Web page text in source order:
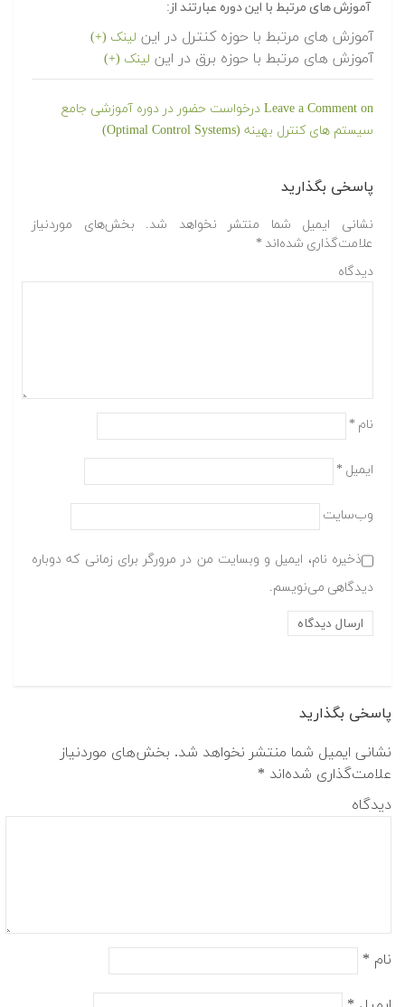
آموزش های مرتبط با این دوره عبارتند از:
آموزش های مرتبط با حوزه کنترل در این لینک (+)
آموزش های مرتبط با حوزه برق در این لینک (+)
Leave a Comment on درخواست حضور در دوره آموزشی جامع
سیستم های کنترل بهینه (Optimal Control Systems)
پاسخی بگذارید
نشانی ایمیل شما منتشر نخواهد شد. بخش‌های موردنیاز
علامت‌گذاری شده‌اند *
دیدگاه
نام *
ایمیل *
وب‌سایت
ذخیره نام، ایمیل و وبسایت من در مرورگر برای زمانی که دوباره
دیدگاهی می‌نویسم.
پاسخی بگذارید
نشانی ایمیل شما منتشر نخواهد شد. بخش‌های موردنیاز
علامت‌گذاری شده‌اند *
دیدگاه
نام *